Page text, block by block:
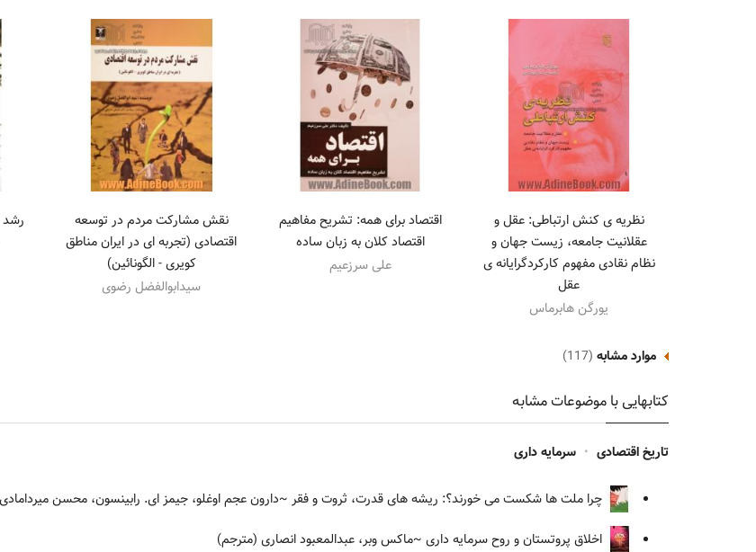
نظریه ی کنش ارتباطی: عقل و
عقلانیت جامعه، زیست جهان و
نظام نقادی مفهوم کارکردگرایانه ی
عقل
یورگن هابرماس
اقتصاد برای همه: تشریح مفاهیم
اقتصاد کلان به زبان ساده
علی سرزعیم
نقش مشارکت مردم در توسعه
اقتصادی (تجربه ای در ایران مناطق
کویری - الگونائین)
سیدابوالفضل رضوی
رشد
موارد مشابه (117)
کتابهایی با موضوعات مشابه
تاریخ اقتصادی • سرمایه داری
چرا ملت ها شکست می خورند؟: ریشه های قدرت، ثروت و فقر ~دارون عجم اوغلو، جیمز ای. رابینسون، محسن
اخلاق پروتستان و روح سرمایه داری ~ماکس وبر، عبدالمعبود انصاری (مترجم)